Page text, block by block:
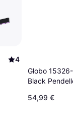
4
Globo 15326-
Black
54,99 €